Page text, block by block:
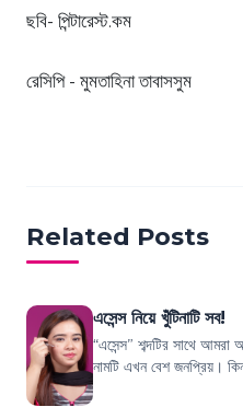
ছবি- পিন্টারেস্ট.কম
রেসিপি - মুমতাহিনা তাবাসসুম
Related Posts
এসেন্স নিয়ে খুঁটিনাটি সব!
“এসেন্স” শব্দটির সাথে
নামটি এখন বেশ জনপ্রিয়।
এসেন্স? কেন এসেন্স ব্যবহার...